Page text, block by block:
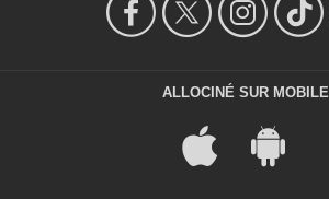
ALLOCINÉ SUR MOBILE